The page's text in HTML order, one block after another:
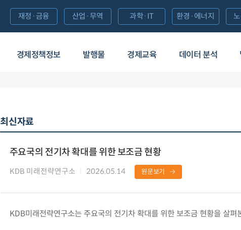
경제정책정보 발행물 경제교육 데이터 분석
재정·금융 산업·무역 과학·IT 환경·에너지
최신자료
주요국의 전기차 확대를 위한 보조금 현황
KDB 미래전략연구소 2026.05.14 원문보기
KDB미래전략연구소는 주요국의 전기차 확대를 위한 보조금 현황을 살펴